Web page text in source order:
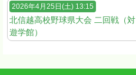
2026年4月25日(土) 13:15
北信越高校野球県大会 二回戦（対
遊学館）